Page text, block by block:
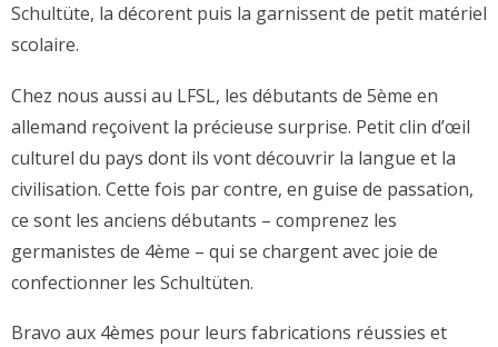
Schultüte, la décorent puis la garnissent de petit matériel
scolaire.
Chez nous aussi au LFSL, les débutants de 5ème en
allemand reçoivent la précieuse surprise. Petit clin d’œil
culturel du pays dont ils vont découvrir la langue et la
civilisation. Cette fois par contre, en guise de passation,
ce sont les anciens débutants – comprenez les
germanistes de 4ème – qui se chargent avec joie de
confectionner les Schultüten.
Bravo aux 4èmes pour leurs fabrications réussies et